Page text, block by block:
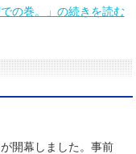
での巻。」の続きを読む
開幕しました。事前